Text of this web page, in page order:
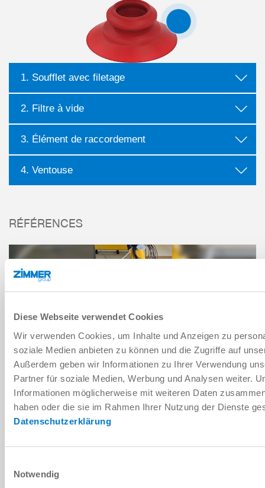
Diese Webseite verwendet Cookies
Wir verwenden Cookies, um Inhalte und Anzeigen zu
soziale Medien anbieten zu können und die Zugriffe auf
Außerdem geben wir Informationen zu Ihrer Verwendung
Partner für soziale Medien, Werbung und Analysen weiter.
Informationen möglicherweise mit weiteren Daten
haben oder die sie im Rahmen Ihrer Nutzung der Dienste
Datenschutzerklärung
Notwendig
1. Soufflet avec filetage
2. Filtre à vide
3. Élément de raccordement
4. Ventouse
RÉFÉRENCES
RÉFÉRENCE DES COMPOSANTS
GESTION EFFICACE DES COUCHES INTERMÉDIAIRES
PLUS